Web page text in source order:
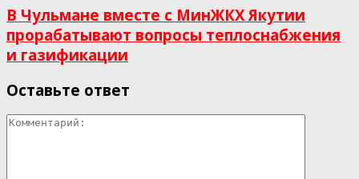
В Чульмане вместе с МинЖКХ Якутии
прорабатывают вопросы теплоснабжения
и газификации
Оставьте ответ